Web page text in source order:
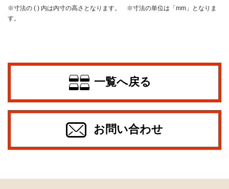
※寸法の ( ) 内は内寸の高さとなります。 ※寸法の単位は「mm」となりま
す。
一覧へ戻る
お問い合わせ